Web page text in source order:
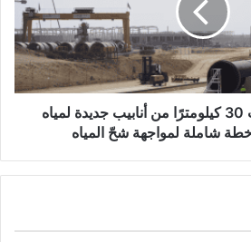
الدار البيضاء: تركيب 30 كيلومترًا من أنابيب جديدة لمياه
شاملة لمواجهة شحّ المياه